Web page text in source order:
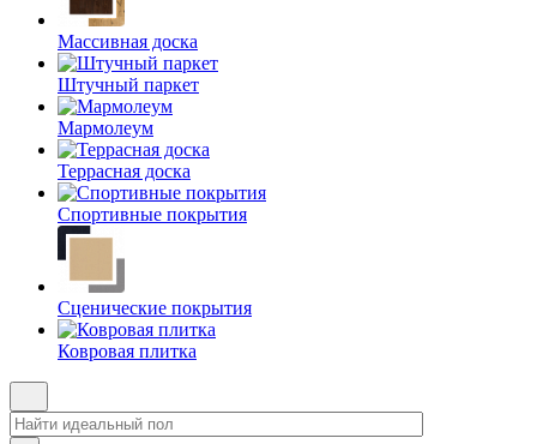
Массивная доска
Штучный паркет
Мармолеум
Террасная доска
Спортивные покрытия
Сценические покрытия
Ковровая плитка